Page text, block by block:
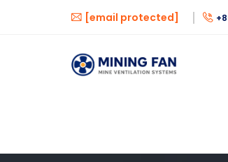
[email protected]